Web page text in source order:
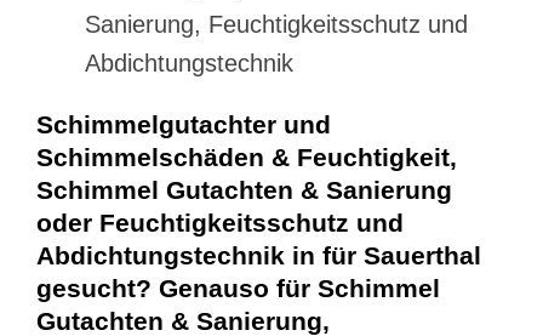
Sanierung, Feuchtigkeitsschutz und
Abdichtungstechnik
Schimmelgutachter und
Schimmelschäden & Feuchtigkeit,
Schimmel Gutachten & Sanierung
oder Feuchtigkeitsschutz und
Abdichtungstechnik in für Sauerthal
gesucht? Genauso für Schimmel
Gutachten & Sanierung,